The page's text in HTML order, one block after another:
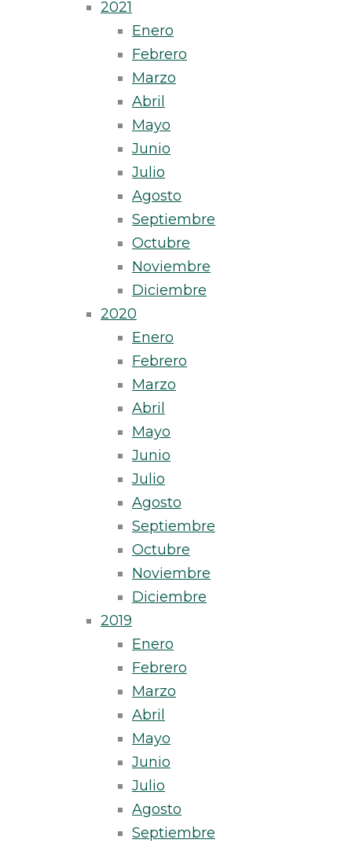
2021
Enero
Febrero
Marzo
Abril
Mayo
Junio
Julio
Agosto
Septiembre
Octubre
Noviembre
Diciembre
2020
Enero
Febrero
Marzo
Abril
Mayo
Junio
Julio
Agosto
Septiembre
Octubre
Noviembre
Diciembre
2019
Enero
Febrero
Marzo
Abril
Mayo
Junio
Julio
Agosto
Septiembre